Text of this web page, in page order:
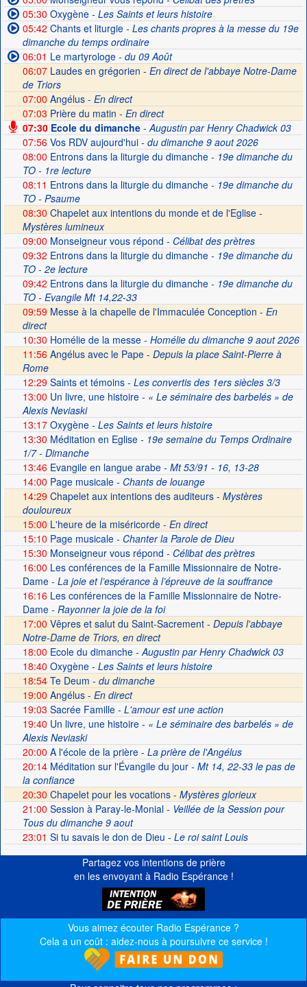
05:30 Oxygène- Les Saints et leurs histoire
05:42 Chants et liturgie- Les chants propres à la messe du 19e
dimanche du temps ordinaire
06:01 Le martyrologe- du 09 Août
06:07Laudes en grégorien - En direct de l'abbaye Notre-Dame
de Triors
07:00 Angélus - En direct
07:03 Prière du matin - En direct
07:30Ecole du dimanche- Augustin par Henry Chadwick 03
07:56Vos RDV aujourd'hui- du dimanche 9 aout 2026
08:00 Entrons dans la liturgie du dimanche- 19e dimanche du
TO - 1re lecture
08:11 Entrons dans la liturgie du dimanche- 19e dimanche du
TO - Psaume
08:30 Chapelet aux intentions du monde et de l'Eglise -
Mystères lumineux
09:00 Monseigneur vous répond - Célibat des prètres
09:32 Entrons dans la liturgie du dimanche- 19e dimanche du
TO - 2e lecture
09:42 Entrons dans la liturgie du dimanche- 19e dimanche du
TO - Evangile Mt 14,22-33
09:59 Messe à la chapelle de l'Immaculée Conception - En
direct
10:30 Homélie de la messe- Homélie du dimanche 9 aout 2026
11:56 Angélus avec le Pape - Depuis la place Saint-Pierre à
Rome
12:29Saints et témoins- Les convertis des 1ers siècles 3/3
13:00 Un livre, une histoire- « Le séminaire des barbelés » de
Alexis Neviaski
13:17Oxygène- Les Saints et leurs histoire
13:30 Méditation en Eglise- 19e semaine du Temps Ordinaire
1/7 - Dimanche
13:46Evangile en langue arabe- Mt 53/91 - 16, 13-28
14:00 Page musicale- Chants de louange
14:29 Chapelet aux intentions des auditeurs - Mystères
douloureux
15:00 L'heure de la miséricorde - En direct
15:10 Page musicale- Chanter la Parole de Dieu
15:30 Monseigneur vous répond - Célibat des prètres
16:00 Les conférences de la Famille Missionnaire de Notre-
Dame- La joie et l’espérance à l’épreuve de la souffrance
16:16Les conférences de la Famille Missionnaire de Notre-
Dame- Rayonner la joie de la foi
17:00 Vêpres et salut du Saint-Sacrement - Depuis l'abbaye
Notre-Dame de Triors, en direct
18:00 Ecole du dimanche- Augustin par Henry Chadwick 03
18:40 Oxygène- Les Saints et leurs histoire
18:54Te Deum - du dimanche
19:00 Angélus - En direct
19:03 Sacrée Famille- L'amour est une action
19:40 Un livre, une histoire- « Le séminaire des barbelés » de
Alexis Neviaski
20:00 A l'école de la prière- La prière de l'Angélus
20:14Méditation sur l'Évangile du jour- Mt 14, 22-33 le pas de
la confiance
20:30 Chapelet pour les vocations - Mystères glorieux
21:00 Session à Paray-le-Monial- Veillée de la Session pour
Tous du dimanche 9 aout
23:01 Si tu savais le don de Dieu - Le roi saint Louis
Partagez vos intentions de prière
en les envoyant à Radio Espérance !
Vous aimez écouter Radio Espérance ?
Cela a un coût : aidez-nous à poursuivre ce service !